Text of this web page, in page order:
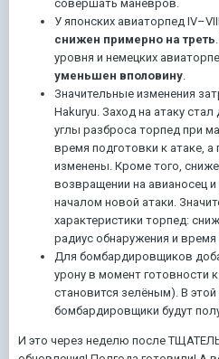
совершать маневров.
У японских авиаторпед
снижен примерно на треть
уровня и немецких
уменьшен вполовину.
Значительные изменения
Hakuryu. Заход на атаку
углы разброса торпед при
время подготовки к атаке,
изменены. Кроме того,
возвращении на авианосец
началом новой атаки.
характеристики торпед:
радиус обнаружения и
Для бомбардировщиков
урону в момент готовности
становится зелёным). В
бомбардировщики будут
И это через неделю после